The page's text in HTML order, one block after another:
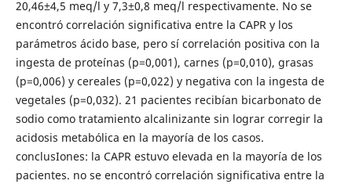
20,46±4,5 meq/l y 7,3±0,8 meq/l respectivamente. No se
encontró correlación significativa entre la CAPR y los
parámetros ácido base, pero sí correlación positiva con la
ingesta de proteínas (p=0,001), carnes (p=0,010), grasas
(p=0,006) y cereales (p=0,022) y negativa con la ingesta de
vegetales (p=0,032). 21 pacientes recibían bicarbonato de
sodio como tratamiento alcalinizante sin lograr corregir la
acidosis metabólica en la mayoría de los casos.
conclusIones: la CAPR estuvo elevada en la mayoría de los
pacientes. no se encontró correlación significativa entre la